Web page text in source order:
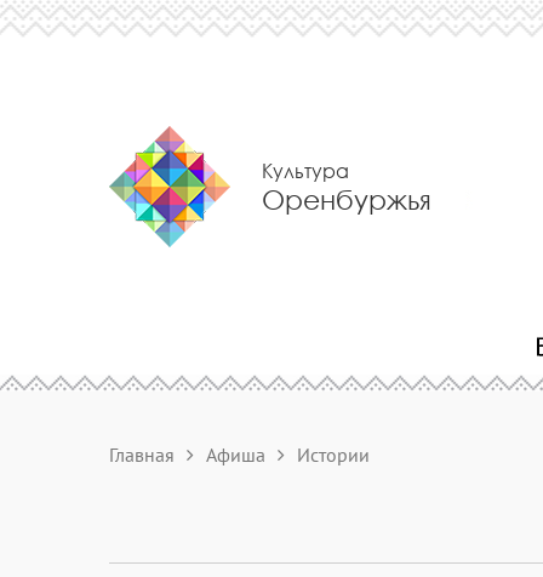
Культура
Оренбуржья
Главная Афиша Истории